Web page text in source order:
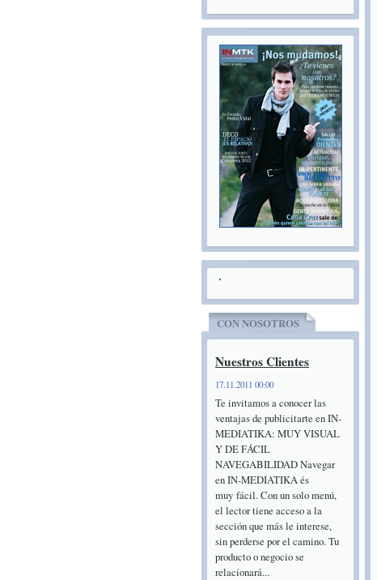
CON NOSOTROS
Nuestros Clientes
17.11.2011 00:00
Te invitamos a conocer las
ventajas de publicitarte en IN-
MEDIATIKA: MUY VISUAL
Y DE FÁCIL
NAVEGABILIDAD Navegar
en IN-MEDIATIKA és
muy fácil. Con un solo menú,
el lector tiene acceso a la
sección que más le interese,
sin perderse por el camino. Tu
producto o negocio se
relacionará...